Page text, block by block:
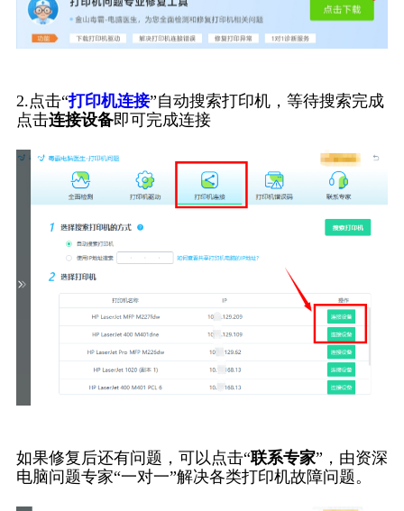
2.点击“打印机连接”自动搜索打印机，等待搜索完成
点击连接设备即可完成连接
如果修复后还有问题，可以点击“联系专家”，由资深
电脑问题专家“一对一”解决各类打印机故障问题。